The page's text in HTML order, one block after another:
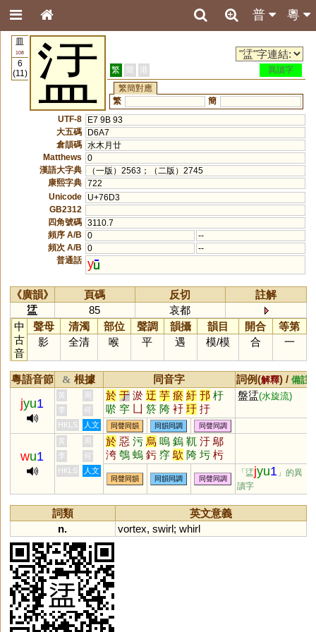
粵
普
皿
108
6
(11)
盓 繁 簡 港
異讀字
繁簡對應
繁
簡
UTF-8
E7 9B 93
大五碼
D6A7
倉頡碼 水木月廿
Matthews
0
漢語大字典
（一版）2563；（二版）2745
康熙字典 722
Unicode
U+76D3
GB2312
四角號碼 3110.7
頻序 A/B
0
--
頻次 A/B
0
--
普通話 y
《廣韻》 頁碼 反切
註解
盓
85
哀都
中
古
音
聲母 清濁 部位 聲調 韻攝 韻目 開合
等第
影
全清 喉 平 遇 模/模 合 一
粵語音節 & 根據 同音字 詞例(解釋) / 備註
jyu1
黃 周 於 于 淤 迂 芋 瘀 紆 邘 杅
唹 穻 凵 箊 陓 衧 玗 扜
盤盓(水旋流)
李
何
HKLS
人文 同聲同韻 同韻同調 同聲同調
wu1
黃 周 於 惡 污 烏 嗚 鎢 靰 汙 鄔
洿 鴮 螐 釫 窏 歍 陓 圬 杇
李
何
HKLS
人文
同聲同韻 同韻同調 同聲同調
「盓jyu1 」的異
讀字
詞類
英文意義
n.
vortex, swirl; whirl